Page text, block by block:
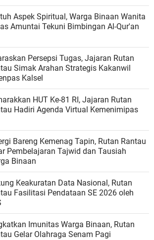
Aspek Spiritual, Warga Binaan Wanita
Amuntai Tekuni Bimbingan Al-Qur'an
Persepsi Tugas, Jajaran Rutan
Simak Arahan Strategis Kakanwil
Kalsel
HUT Ke-81 RI, Jajaran Rutan
Hadiri Agenda Virtual Kemenimipas
Bareng Kemenag Tapin, Rutan Rantau
Pembelajaran Tajwid dan Tausiah
Binaan
Keakuratan Data Nasional, Rutan
Fasilitasi Pendataan SE 2026 oleh
Imunitas Warga Binaan, Rutan
Gelar Olahraga Senam Pagi